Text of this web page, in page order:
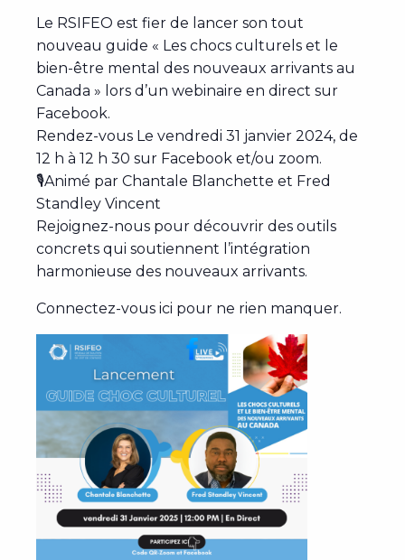
Le RSIFEO est fier de lancer son tout
nouveau guide « Les chocs culturels et le
bien-être mental des nouveaux arrivants au
Canada » lors d’un webinaire en direct sur
Facebook.
Rendez-vous Le vendredi 31 janvier 2024, de
12 h à 12 h 30 sur Facebook et/ou zoom.
🎙️Animé par Chantale Blanchette et Fred
Standley Vincent
Rejoignez-nous pour découvrir des outils
concrets qui soutiennent l’intégration
harmonieuse des nouveaux arrivants.
Connectez-vous ici pour ne rien manquer.